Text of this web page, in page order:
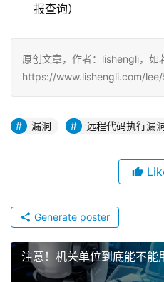
报查询）
原创文章，作者：lishengli，如
https://www.lishengli.com/
漏洞 远程代码执行漏
Generate poster
注意！机关单位到底能不能